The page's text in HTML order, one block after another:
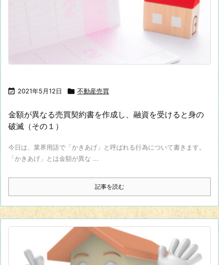
 2021年5月12日  不動産売買
金額が異なる売買契約書を作成し、融資を受けると身の
破滅（その１）
今日は、業界用語で「かきあげ」と呼ばれる行為について書きます。
「かきあげ」とは金額が異な ...
記事を読む